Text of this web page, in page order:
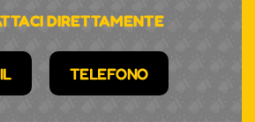
DIRETTAMENTE
TELEFONO